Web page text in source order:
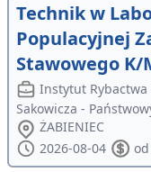
Technik w
Populacyjnej
Stawowego K/
Instytut Rybactwa
Sakowicza -
ŻABIENIEC
2026-08-04
od